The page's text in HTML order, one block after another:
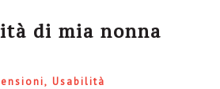
di mia nonna
Usabilità